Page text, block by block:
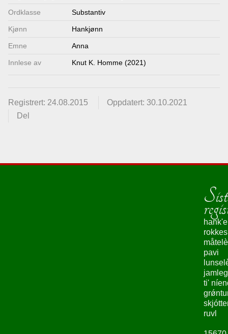
Ordklasse Substantiv
Kjønn Hankjønn
Emne Anna
Innlese av Knut K. Homme (2021)
Registrert: 24.08.2015
Oppdatert: 30.10.2021
Del
hank'e
pavi
ti'
ruvl